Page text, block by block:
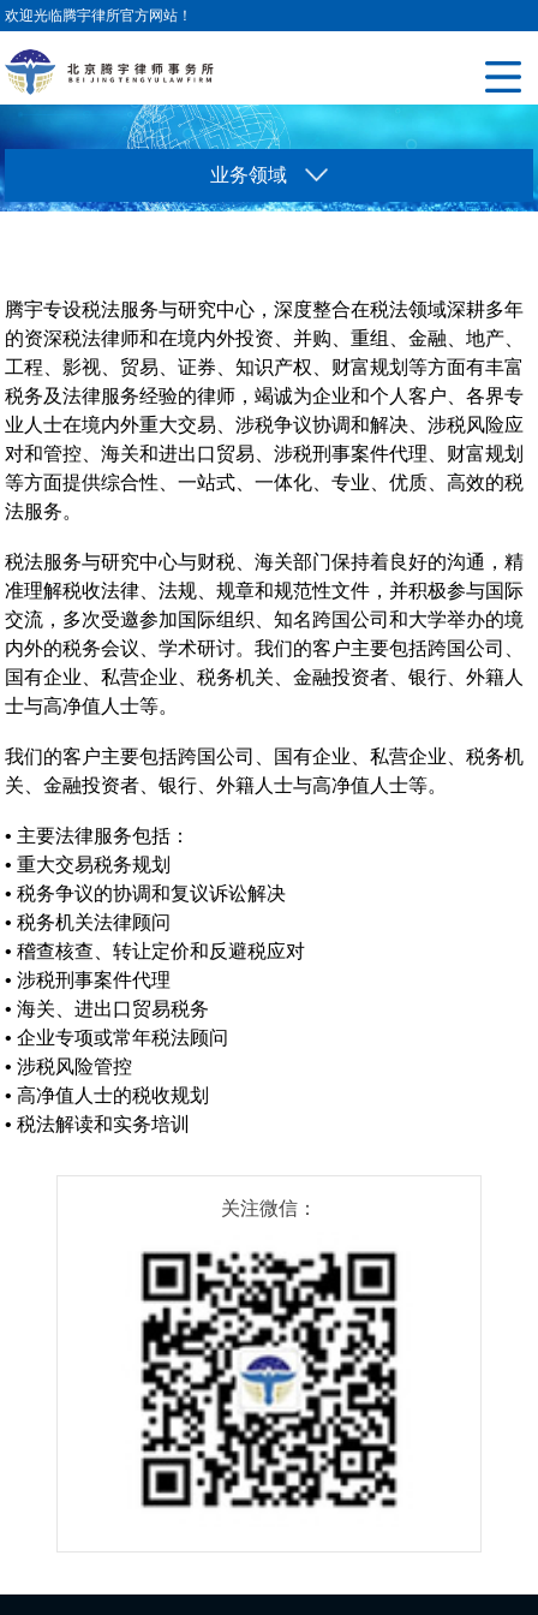
欢迎光临腾宇律所官方网站！
腾宇专设税法服务与研究中心，深度整合在税法领域深耕多年
的资深税法律师和在境内外投资、并购、重组、金融、地产、
工程、影视、贸易、证券、知识产权、财富规划等方面有丰富
税务及法律服务经验的律师，竭诚为企业和个人客户、各界专
业人士在境内外重大交易、涉税争议协调和解决、涉税风险应
对和管控、海关和进出口贸易、涉税刑事案件代理、财富规划
等方面提供综合性、一站式、一体化、专业、优质、高效的税
法服务。
税法服务与研究中心与财税、海关部门保持着良好的沟通，精
准理解税收法律、法规、规章和规范性文件，并积极参与国际
交流，多次受邀参加国际组织、知名跨国公司和大学举办的境
内外的税务会议、学术研讨。我们的客户主要包括跨国公司、
国有企业、私营企业、税务机关、金融投资者、银行、外籍人
士与高净值人士等。
我们的客户主要包括跨国公司、国有企业、私营企业、税务机
关、金融投资者、银行、外籍人士与高净值人士等。
• 主要法律服务包括：
• 重大交易税务规划
• 税务争议的协调和复议诉讼解决
• 税务机关法律顾问
• 稽查核查、转让定价和反避税应对
• 涉税刑事案件代理
• 海关、进出口贸易税务
• 企业专项或常年税法顾问
• 涉税风险管控
• 高净值人士的税收规划
• 税法解读和实务培训
业务领域
关注微信：